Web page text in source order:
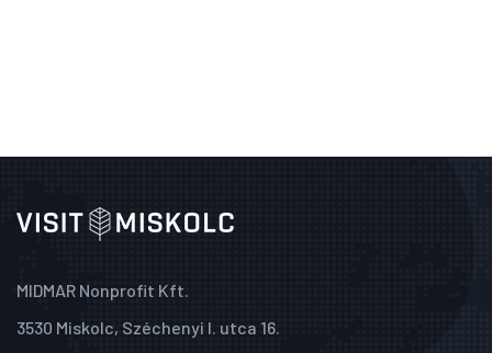
MIDMAR Nonprofit Kft.
3530 Miskolc, Széchenyi I. utca 16.